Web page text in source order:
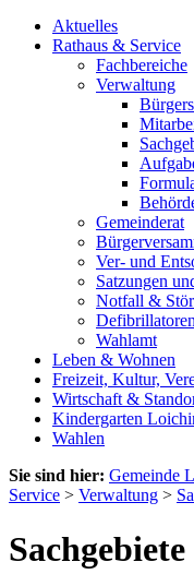
Aktuelles
Rathaus & Service
Fachbereiche
Verwaltung
Gemeinderat
Ver- und
Satzungen
Notfall &
Defibrillatoren
Wahlamt
Leben & Wohnen
Freizeit, Kultur,
Wirtschaft &
Kindergarten
Wahlen
Sie sind hier: Gemeinde
Service > Verwaltung >
Sachgebiete